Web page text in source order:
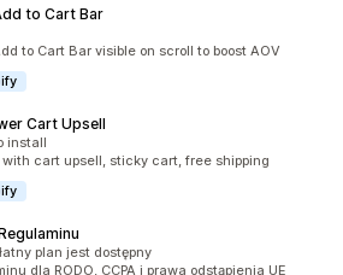
to Cart Bar
134
to Cart Bar visible on scroll to boost AOV
Cart Upsell
777
install
cart upsell, sticky cart, free shipping
509
plan jest dostępny
dla RODO, CCPA i prawa odstąpienia UE